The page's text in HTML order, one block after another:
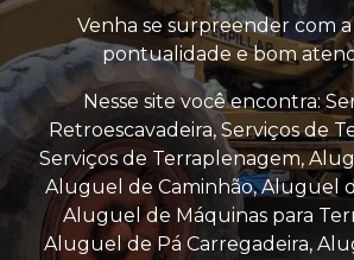
Venha se surpreender com
pontualidade e bom
Nesse site você encontra:
Retroescavadeira, Serviços de
Serviços de Terraplenagem,
Aluguel de Caminhão, Aluguel
Aluguel de Máquinas para
Aluguel de Pá Carregadeira,